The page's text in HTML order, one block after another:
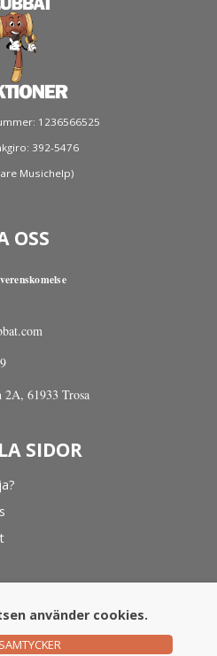
1236566525
392-5476
Musichelp)
OSS
2A, 61933 Trosa
SIDOR
2026
använder cookies.